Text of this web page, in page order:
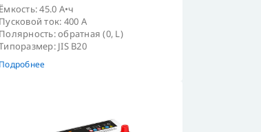
Ёмкость: 45.0 А•ч
Пусковой ток: 400 А
Полярность: обратная (0, L)
JIS B20
Подробнее